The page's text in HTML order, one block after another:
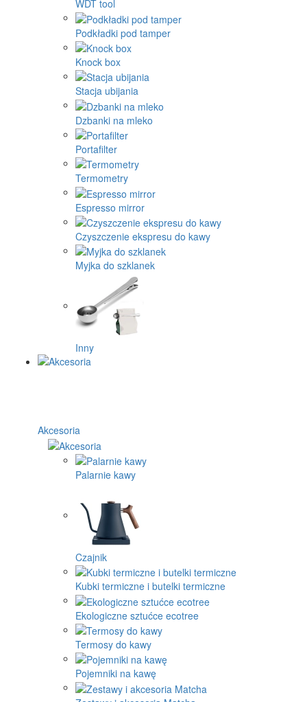
WDT tool
Podkładki pod tamper
Knock box
Stacja ubijania
Dzbanki na mleko
Portafilter
Termometry
Espresso mirror
Czyszczenie ekspresu do kawy
Myjka do szklanek
Inny
Akcesoria
Palarnie kawy
Czajnik
Kubki termiczne i butelki termiczne
Ekologiczne sztućce ecotree
Termosy do kawy
Pojemniki na kawę